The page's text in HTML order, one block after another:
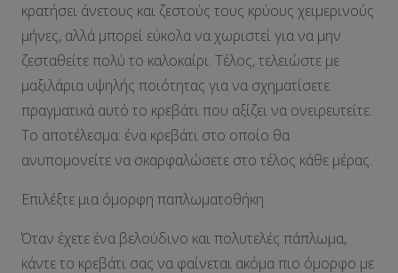
κρατήσει άνετους και ζεστούς τους κρύους χειμερινούς
μήνες, αλλά μπορεί εύκολα να χωριστεί για να μην
ζεσταθείτε πολύ το καλοκαίρι. Τέλος, τελειώστε με
μαξιλάρια υψηλής ποιότητας για να σχηματίσετε
πραγματικά αυτό το κρεβάτι που αξίζει να ονειρευτείτε.
Το αποτέλεσμα: ένα κρεβάτι στο οποίο θα
ανυπομονείτε να σκαρφαλώσετε στο τέλος κάθε μέρας.
Επιλέξτε μια όμορφη παπλωματοθήκη
Όταν έχετε ένα βελούδινο και πολυτελές πάπλωμα,
κάντε το κρεβάτι σας να φαίνεται ακόμα πιο όμορφο με